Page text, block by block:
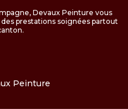
Devaux Peinture vous
prestations soignées partout
Peinture